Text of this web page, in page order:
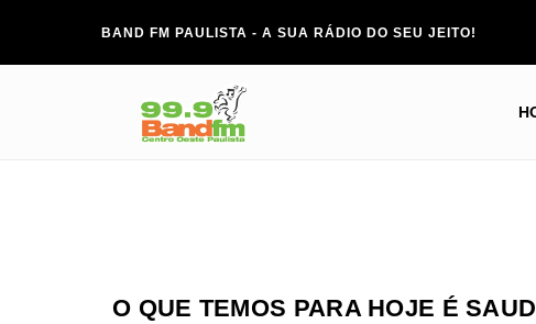
BAND FM PAULISTA - A SUA RÁDIO DO SEU JEITO!
O QUE TEMOS PARA HOJE É